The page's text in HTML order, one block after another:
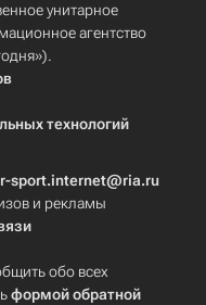
унитарное
агентство
технологий
r-sport.internet@ria.ru
и рекламы
обо всех
формой обратной